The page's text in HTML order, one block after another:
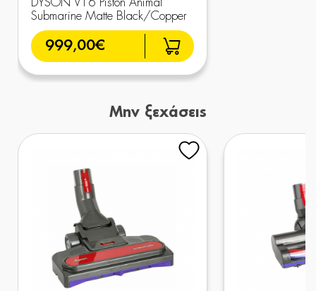
DYSON V16 Piston Animal
Submarine Matte Black/Copper
999,00€
Μην ξεχάσεις